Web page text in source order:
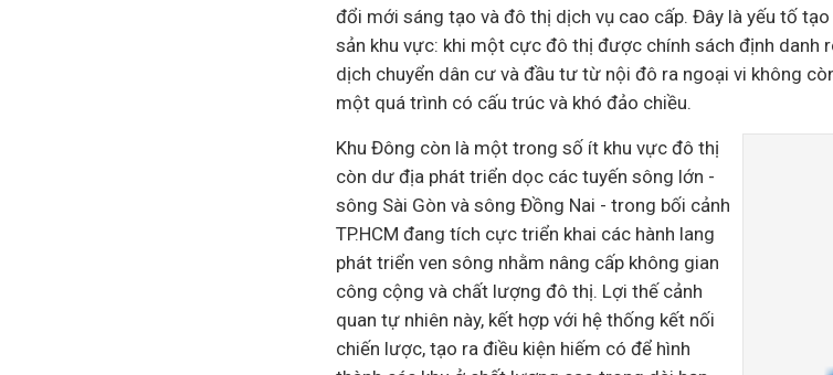
đổi mới sáng tạo và đô thị dịch vụ cao cấp. Đây là yếu tố
sản khu vực: khi một cực đô thị được chính sách định danh
dịch chuyển dân cư và đầu tưtừ nội đô ra ngoại vi không
một quá trình có cấu trúc và khó đảo chiều.
Khu Đông còn là một trong số ít khu vực đô thị
còn dư địa phát triển dọc các tuyến sông lớn -
sông Sài Gòn và sông Đồng Nai - trong bối cảnh
TP.HCM đang tích cực triển khai các hành lang
phát triển ven sông nhằm nâng cấp không gian
công cộng và chất lượng đô thị. Lợi thế cảnh
quan tự nhiên này, kết hợp với hệ thống kết nối
chiến lược, tạo ra điều kiện hiếm có để hình